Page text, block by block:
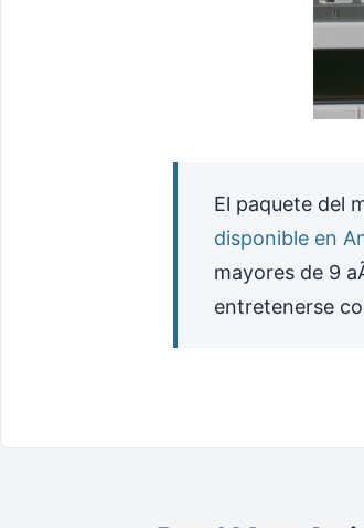
El paquete del
disponible en
mayores de 9
entretenerse